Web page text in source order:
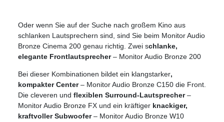
Oder wenn Sie auf der Suche nach großem Kino aus
schlanken Lautsprechern sind, sind Sie beim Monitor Audio
Bronze Cinema 200 genau richtig. Zwei schlanke,
elegante Frontlautsprecher– Monitor Audio Bronze 200
Bei dieser Kombinationen bildet ein klangstarker,
kompakter Center– Monitor Audio Bronze C150 die Front.
Die cleveren und flexiblen Surround-Lautsprecher–
Monitor Audio Bronze FX und ein kräftiger knackiger,
kraftvoller Subwoofer– Monitor Audio Bronze W10